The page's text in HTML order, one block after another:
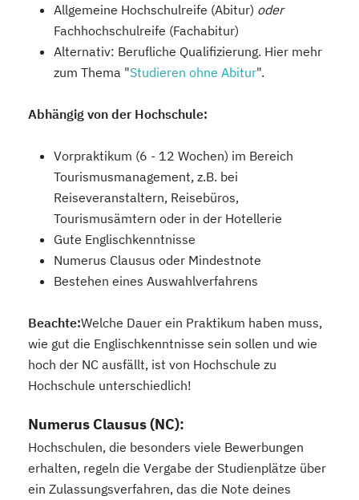
Allgemeine Hochschulreife (Abitur) oder
Fachhochschulreife (Fachabitur)
Alternativ: Berufliche Qualifizierung. Hier mehr
zum Thema "Studieren ohne Abitur".
Abhängig von der Hochschule:
Vorpraktikum (6 - 12 Wochen) im Bereich
Tourismusmanagement, z.B. bei
Reiseveranstaltern, Reisebüros,
Tourismusämtern oder in der Hotellerie
Gute Englischkenntnisse
Numerus Clausus oder Mindestnote
Bestehen eines Auswahlverfahrens
Beachte:Welche Dauer ein Praktikum haben muss,
wie gut die Englischkenntnisse sein sollen und wie
hoch der NC ausfällt, ist von Hochschule zu
Hochschule unterschiedlich!
Numerus Clausus (NC):
Hochschulen, die besonders viele Bewerbungen
erhalten, regeln die Vergabe der Studienplätze über
ein Zulassungsverfahren, das die Note deines